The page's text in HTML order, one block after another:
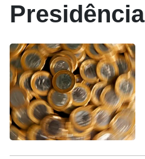
Presidência